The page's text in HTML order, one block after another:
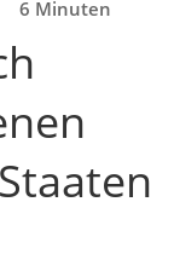
6 Minuten